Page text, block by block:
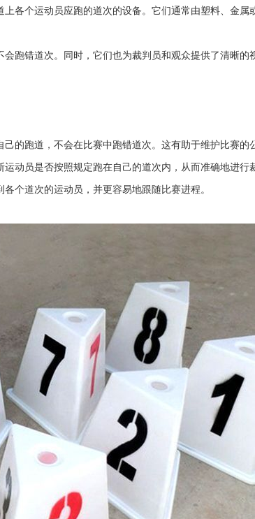
各个运动员应跑的道次的设备。它们通常由塑料、金属
跑错道次。同时，它们也为裁判员和观众提供了清晰的
的跑道，不会在比赛中跑错道次。这有助于维护比赛的
动员是否按照规定跑在自己的道次内，从而准确地进行
个道次的运动员，并更容易地跟随比赛进程。